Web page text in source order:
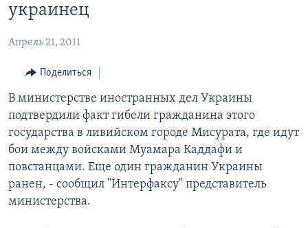
содержанию
Вернутся
навигации
Вернутся
поиску
СУХУМИ
ЦХИНВАЛИ
ВЕСЬ КАВКАЗ
СЕВЕРНЫЙ КАВКАЗ
АРМЕНИЯ
АЗЕРБАЙДЖАН
ТЕМЫ
ПОЛИТИКА
ЭКОНОМИКА
ОБЩЕСТВО
КУЛЬТУРА
РУБРИКИ
НЕКРУГЛЫЙ СТОЛ
ГОСТЬ НЕДЕЛИ
ПОЗИЦИЯ
МУЛЬТИМЕДИА
ВИДЕО
ФОТО
АУДИО
ПОДКАСТЫ
ПРИСОЕДИНЯЙТЕСЬ!
украинец
Апрель 21, 2011
Поделиться
В министерстве иностранных дел Украины
подтвердили факт гибели гражданина этого
государства в ливийском городе Мисурата, где идут
бои между войсками Муамара Каддафи и
повстанцами. Еще один гражданин Украины
ранен, - сообщил "Интерфаксу" представитель
министерства.